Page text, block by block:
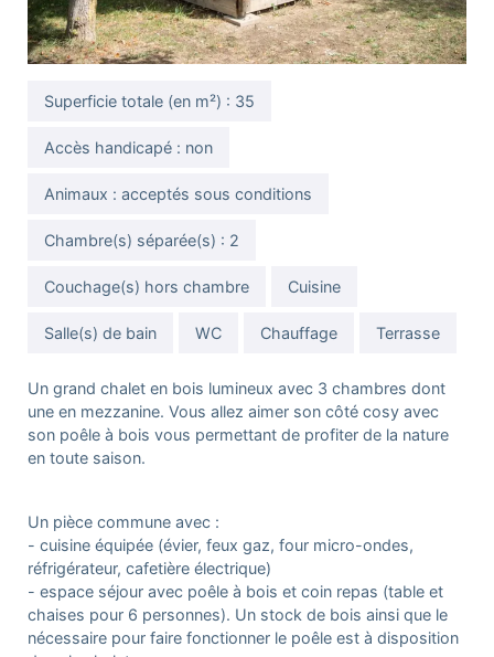
Superficie totale (en m²) : 35
Accès handicapé : non
Animaux : acceptés sous conditions
Chambre(s) séparée(s) : 2
Couchage(s) hors chambre Cuisine
Salle(s) de bain WC Chauffage Terrasse
Un grand chalet en bois lumineux avec 3 chambres dont
une en mezzanine. Vous allez aimer son côté cosy avec
son poêle à bois vous permettant de profiter de la nature
en toute saison.
Un pièce commune avec :
- cuisine équipée (évier, feux gaz, four micro-ondes,
réfrigérateur, cafetière électrique)
- espace séjour avec poêle à bois et coin repas (table et
chaises pour 6 personnes). Un stock de bois ainsi que le
nécessaire pour faire fonctionner le poêle est à disposition